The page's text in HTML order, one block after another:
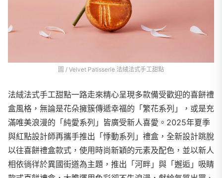
圖 / Velvet Patisserie 法絨法式手工甜點
法絨法式手工甜點一路走來精心呈現多款備受歡迎的喜餅禮
盒風格，無論是花朵擁簇傳遞幸福的「繁花系列」，或是充
滿唯美浪漫的「純愛系列」皆廣受新人喜愛。2025年夏季
與紅點設計師再攜手推出「悸動系列」禮盒，全新設計跳脫
以往喜餅禮盒款式，使用時尚新穎的元素及配色，並以新人
相依徜徉於異國街道為主題，推出「河畔」與「邂逅」吸睛